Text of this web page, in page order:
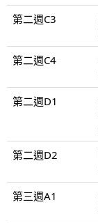
第二週C3
第二週C4
第二週D1
第二週D2
第三週A1